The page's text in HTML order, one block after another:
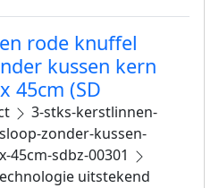
rode knuffel
kussen kern
45cm (SD
3-stks-kerstlinnen-
zonder-kussen-
45cm-sdbz-00301
uitstekend